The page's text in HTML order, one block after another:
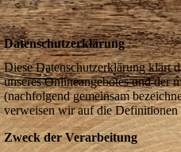
Datenschutzerklärung
Diese Datenschutzerklärung klärt
unseres Onlineangebotes und der
(nachfolgend gemeinsam
verweisen wir auf die
Zweck der Verarbeitung